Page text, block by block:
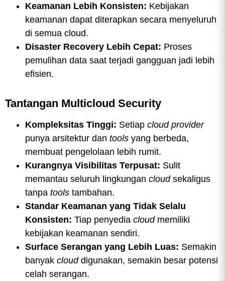
Keamanan Lebih Konsisten: Kebijakan
keamanan dapat diterapkan secara menyeluruh
di semua cloud.
Disaster Recovery Lebih Cepat: Proses
pemulihan data saat terjadi gangguan jadi lebih
efisien.
Tantangan Multicloud Security
Kompleksitas Tinggi: Setiap cloud provider
punya arsitektur dan tools yang berbeda,
membuat pengelolaan lebih rumit.
Kurangnya Visibilitas Terpusat: Sulit
memantau seluruh lingkungan cloud sekaligus
tanpa tools tambahan.
Standar Keamanan yang Tidak Selalu
Konsisten: Tiap penyedia cloud memiliki
kebijakan keamanan sendiri.
Surface Serangan yang Lebih Luas: Semakin
banyak cloud digunakan, semakin besar potensi
celah serangan.